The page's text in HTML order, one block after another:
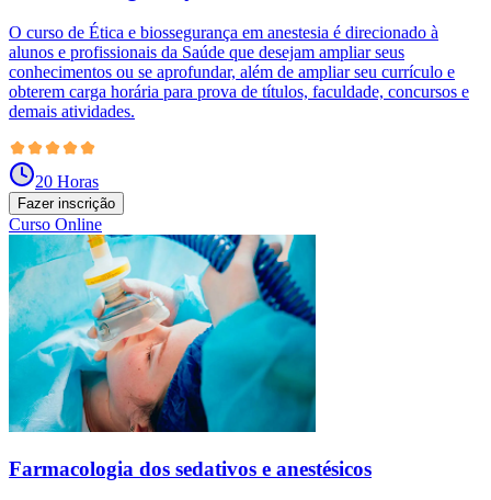
O curso de Ética e biossegurança em anestesia é direcionado à
alunos e profissionais da Saúde que desejam ampliar seus
conhecimentos ou se aprofundar, além de ampliar seu currículo e
obterem carga horária para prova de títulos, faculdade, concursos e
demais atividades.
20 Horas
Fazer inscrição
Curso Online
Farmacologia dos sedativos e anestésicos